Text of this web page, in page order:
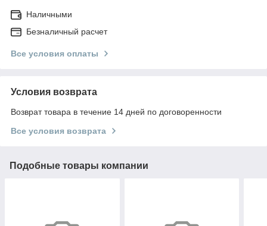
Наличными
Безналичный расчет
Все условия оплаты
Условия возврата
Возврат товара в течение 14 дней по договоренности
Все условия возврата
Подобные товары компании